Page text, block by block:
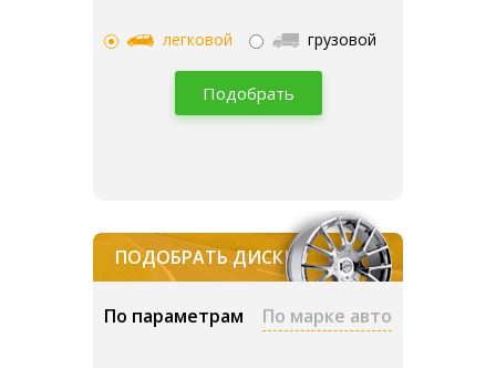
легковой грузовой
Подобрать
ПОДОБРАТЬ ДИСКИ
По параметрам По марке авто